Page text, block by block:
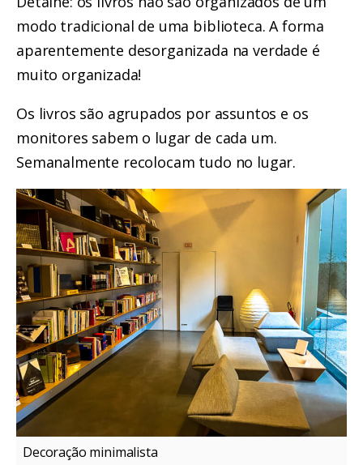
modo tradicional de uma biblioteca. A forma
aparentemente desorganizada na verdade é
muito organizada!
Os livros são agrupados por assuntos e os
monitores sabem o lugar de cada um.
Semanalmente recolocam tudo no lugar.
Decoração minimalista